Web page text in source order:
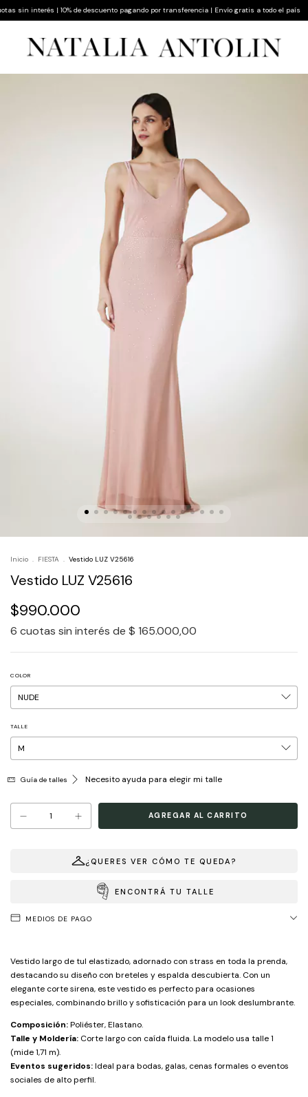
sin interés | 10% de descuento pagando por transferencia | Envío gratis a todo el país
Inicio . FIESTA . Vestido LUZ V25616
Vestido LUZ V25616
$990.000
6 cuotas sin interés de $ 165.000,00
COLOR
TALLE
Guía de talles Necesito ayuda para elegir mi talle
¿QUERES VER CÓMO TE QUEDA?
ENCONTRÁ TU TALLE
MEDIOS DE PAGO
Vestido largo de tul elastizado, adornado con strass en toda la prenda,
destacando su diseño con breteles y espalda descubierta. Con un
elegante corte sirena, este vestido es perfecto para ocasiones
especiales, combinando brillo y sofisticación para un look deslumbrante.
Composición:Poliéster, Elastano.
Talle y Moldería: Corte largo con caída fluida. La modelo usa talle 1
(mide 1,71 m).
Eventos sugeridos:Ideal para bodas, galas, cenas formales o eventos
sociales de alto perfil.